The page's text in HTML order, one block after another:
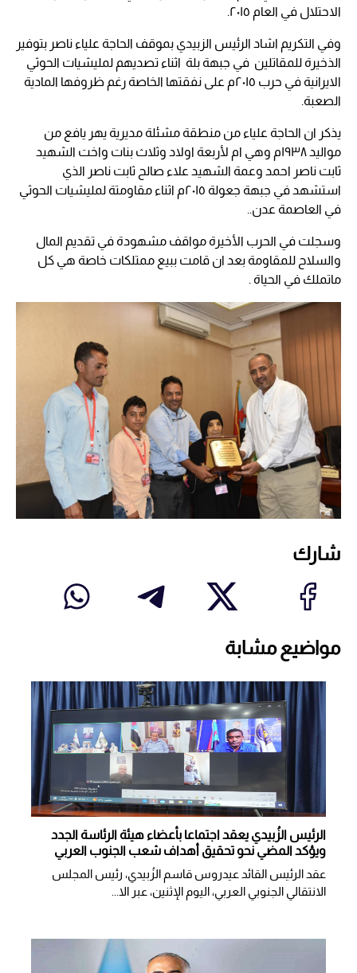
الاحتلال في العام ٢٠١٥.
وفي التكريم اشاد الرئيس الزبيدي بموقف الحاجة علياء ناصر بتوفير
الذخيرة للمقاتلين في جبهة بلة اثناء تصديهم لمليشيات الحوثي
الايرانية في حرب ٢٠١٥م على نفقتها الخاصة رغم ظروفها المادية
الصعبة.
يذكر ان الحاجة علياء من منطقة مشئلة مديرية يهر يافع من
مواليد ١٩٣٨م وهي ام لأربعة اولاد وثلاث بنات واخت الشهيد
ثابت ناصر احمد وعمة الشهيد علاء صالح ثابت ناصر الذي
استشهد في جبهة جعولة ٢٠١٥م اثناء مقاومتة لمليشيات الحوثي
في العاصمة عدن..
وسجلت في الحرب الأخيرة مواقف مشهودة في تقديم المال
والسلاح للمقاومة بعد ان قامت ببيع ممتلكات خاصة هي كل
ماتملك في الحياة .
شارك
مواضيع مشابة
الرئيس الزُبيدي يعقد اجتماعا بأعضاء هيئة الرئاسة الجدد
ويؤكد المضي نحو تحقيق أهداف شعب الجنوب العربي
عقد الرئيس القائد عيدروس قاسم الزُبيدي، رئيس المجلس
الانتقالي الجنوبي العربي، اليوم الإثنين، عبر الا...